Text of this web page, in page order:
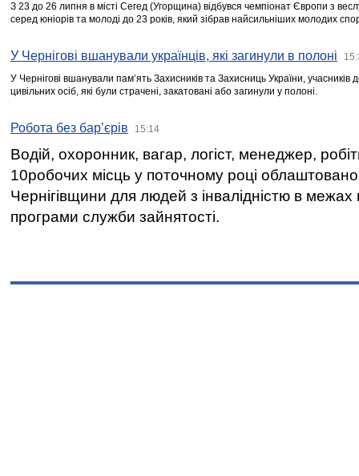
З 23 до 26 липня в місті Сегед (Угорщина) відбувся чемпіонат Європи з
серед юніорів та молоді до 23 років, який зібрав найсильніших молодих
У Чернігові вшанували українців, які загинули в полоні
У Чернігові вшанували пам’ять Захисників та Захисниць України,
цивільних осіб, які були страчені, закатовані або загинули у полоні.
Робота без бар’єрів 15:14
Водій, охоронник, вагар, логіст, менеджер,
10робочих місць у поточному році
Чернігівщини для людей з інвалідністю в межах
програми служби зайнятості.